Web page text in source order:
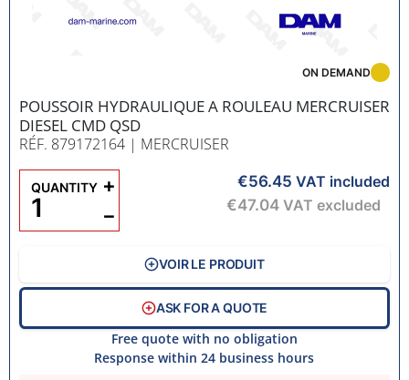
POUSSOIR HYDRAULIQUE A ROULEAU MERCRUISER
DIESEL CMD QSD
RÉF. 879172164 | MERCRUISER
ON DEMAND
€56.45 VAT included
€47.04 VAT excluded
QUANTITY
−
+
VOIR LE PRODUIT
ASK FOR A QUOTE
Free quote with no obligation
Response within 24 business hours